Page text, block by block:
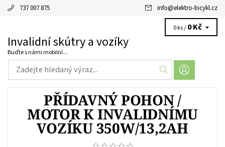
737 007 875 info@elektro-bicykl.cz
Invalidní skútry a vozíky
Buďte s námi mobilní...
0 ks / 0 Kč
PŘÍDAVNÝ POHON /
MOTOR K INVALIDNÍMU
VOZÍKU 350W/13,2AH